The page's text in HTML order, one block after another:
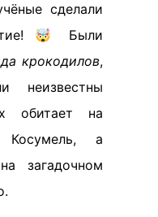
сделали
🤯 Были
крокодилов,
неизвестны
обитает на
Косумель, а
загадочном